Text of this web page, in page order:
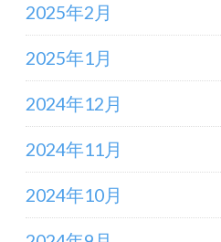
2025年2月
2025年1月
2024年12月
2024年11月
2024年10月